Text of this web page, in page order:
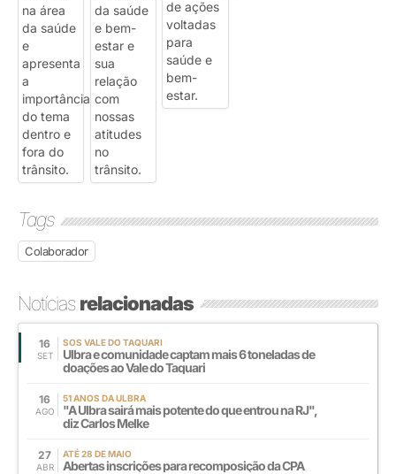
Tags
Colaborador
Notíciasrelacionadas
16
SET
SOS VALE DO TAQUARI
Ulbra e comunidade captam mais 6 toneladas de
doações ao Vale do Taquari
16
AGO
51 ANOS DA ULBRA
"A Ulbra sairá mais potente do que entrou na RJ",
diz Carlos Melke
27
ABR
ATÉ 28 DE MAIO
Abertas inscrições para recomposição da CPA